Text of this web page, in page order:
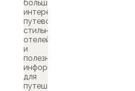
больше
интересных
путеводителей,
стильных
отелей
и
полезной
информации
для
путешествий.